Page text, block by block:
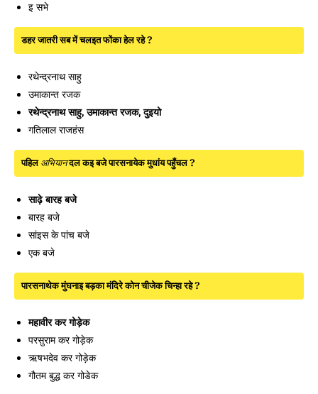
इ सभे
डहर जातरी सब में चलइत फोंका हेल रहे ?
रथेन्द्रनाथ साहु
उमाकान्त रजक
रथेन्द्रनाथ साहु, उमाकान्त रजक, दुइयो
गतिलाल राजहंस
पहिल अभियानदल कइ बजे पारसनायेक मुधांय पहुँचल ?
साढ़े बारह बजे
बारह बजे
सांइस के पांच बजे
एक बजे
पारसनाथेक मुंघनाइ बड़का मंदिरे कोन चीजेक चिन्हा रहे ?
महावीर कर गोड़ेक
परसुराम कर गोड़ेक
ऋषभदेव कर गोड़ेक
गौतम बुद्ध कर गोडेक